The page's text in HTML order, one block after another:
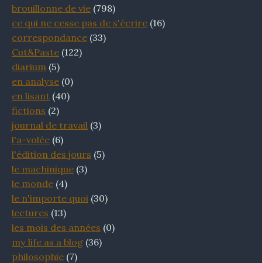
brouillonne de vie (798)
ce qui ne cesse pas de s'écrire (16)
correspondance (33)
Cut&Paste (122)
diarium (5)
en analyse (0)
en lisant (40)
fictions (2)
journal de travail (3)
l'a-volée (6)
l'édition des jours (5)
le machinique (3)
le monde (4)
le n'importe quoi (30)
lectures (13)
les mois des années (0)
my life as a blog (36)
philosophie (7)